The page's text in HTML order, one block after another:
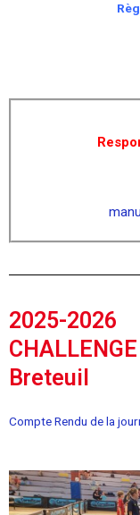
2025-2026
Breteuil
Compte Rendu de la